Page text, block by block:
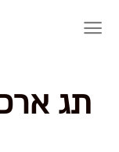
תג